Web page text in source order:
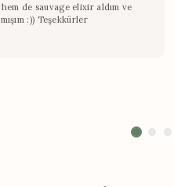
de sauvage elixir aldım ve
:)) Teşekkürler